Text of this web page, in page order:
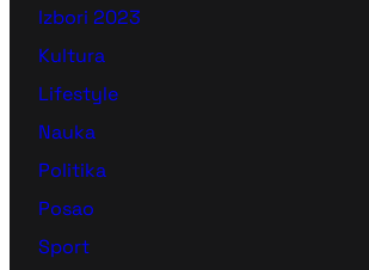
Izbori 2023
Kultura
Lifestyle
Nauka
Politika
Posao
Sport